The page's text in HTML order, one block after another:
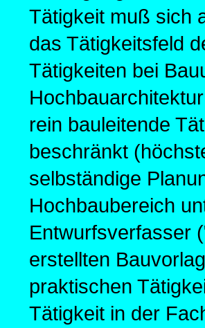
Tätigkeit muß sich
das Tätigkeitsfeld
Tätigkeiten bei
rein bauleitende
beschränkt
selbständige
Hochbaubereich
Entwurfsverfasser
erstellten
praktischen
Tätigkeit in der